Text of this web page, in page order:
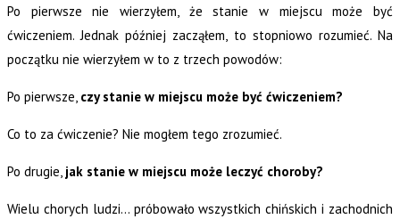
Po pierwsze nie wierzyłem, że stanie w miejscu może być
ćwiczeniem. Jednak później zacząłem, to stopniowo rozumieć. Na
początku nie wierzyłem w to z trzech powodów:
Po pierwsze, czy stanie w miejscu może być ćwiczeniem?
Co to za ćwiczenie? Nie mogłem tego zrozumieć.
Po drugie, jak stanie w miejscu może leczyć choroby?
Wielu chorych ludzi… próbowało wszystkich chińskich i zachodnich